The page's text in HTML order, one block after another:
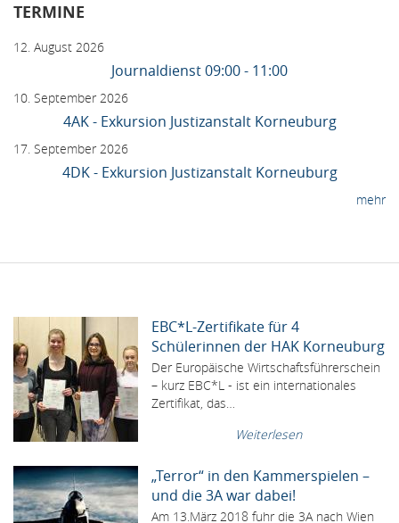
TERMINE
12. August 2026
Journaldienst 09:00 - 11:00
10. September 2026
4AK - Exkursion Justizanstalt Korneuburg
17. September 2026
4DK - Exkursion Justizanstalt Korneuburg
mehr
EBC*L-Zertifikate für 4
Schülerinnen der HAK Korneuburg
Der Europäische Wirtschaftsführerschein
– kurz EBC*L - ist ein internationales
Zertifikat, das…
Weiterlesen
„Terror“ in den Kammerspielen –
und die 3A war dabei!
Am 13.März 2018 fuhr die 3A nach Wien